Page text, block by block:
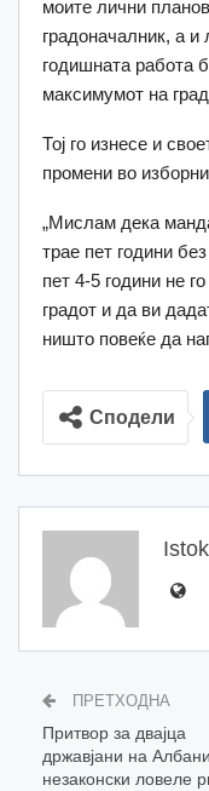
моите лични
градоначалник, а
годишната работа
максимумот на
Тој го изнесе и
промени во
„Мислам дека
трае пет години
пет 4-5 години не
градот и да ви
ништо повеќе да
Сподели
ПРЕТХОДНА
Притвор за двајца
државјани на
незаконски ловеле